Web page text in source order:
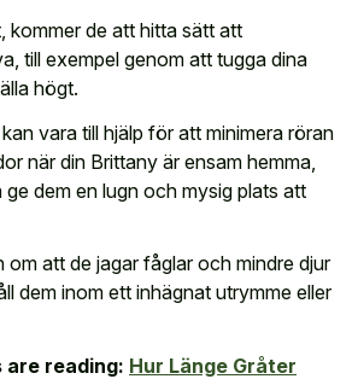
kommer de att hitta sätt att
till exempel genom att tugga dina
högt.
vara till hjälp för att minimera röran
när din Brittany är ensam hemma,
dem en lugn och mysig plats att
om att de jagar fåglar och mindre djur
dem inom ett inhägnat utrymme eller
reading: Hur Länge Gråter